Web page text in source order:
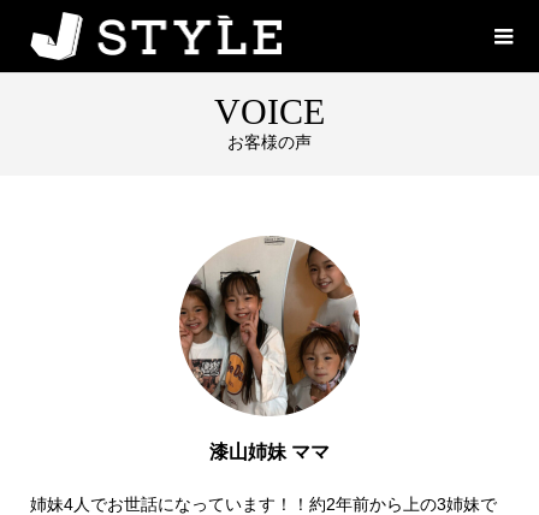
VOICE
お客様の声
漆山姉妹 ママ
姉妹4人でお世話になっています！！約2年前から上の3姉妹で